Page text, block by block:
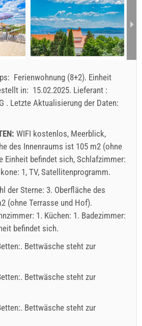
Ferienwohnung (8+2). Einheit
in: 15.02.2025. Lieferant :
. Letzte Aktualisierung der Daten:
WIFI kostenlos, Meerblick,
des Innenraums ist 105 m2 (ohne
Einheit befindet sich, Schlafzimmer:
1, TV, Satellitenprogramm.
der Sterne: 3. Oberfläche des
(ohne Terrasse und Hof).
1. Küchen: 1. Badezimmer:
befindet sich.
Bettwäsche steht zur
Bettwäsche steht zur
Bettwäsche steht zur